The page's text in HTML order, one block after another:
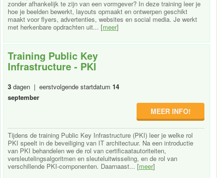
zonder afhankelijk te zijn van een vormgever? In deze training leer je
hoe je beelden bewerkt, layouts opmaakt en ontwerpen geschikt
maakt voor flyers, advertenties, websites en social media. Je werkt
met herkenbare opdrachten uit... [meer]
Training Public Key
Infrastructure - PKI
3 dagen | eerstvolgende startdatum 14
september
MEER INFO!
Tijdens de training Public Key Infrastructure (PKI) leer je welke rol
PKI speelt in de beveiliging van IT architectuur. Na een introductie
van PKI behandelen we de rol van certificaatautoriteiten,
versleutelingsalgoritmen en sleuteluitwisseling, en de rol van
verschillende PKI-componenten. Daarnaast... [meer]